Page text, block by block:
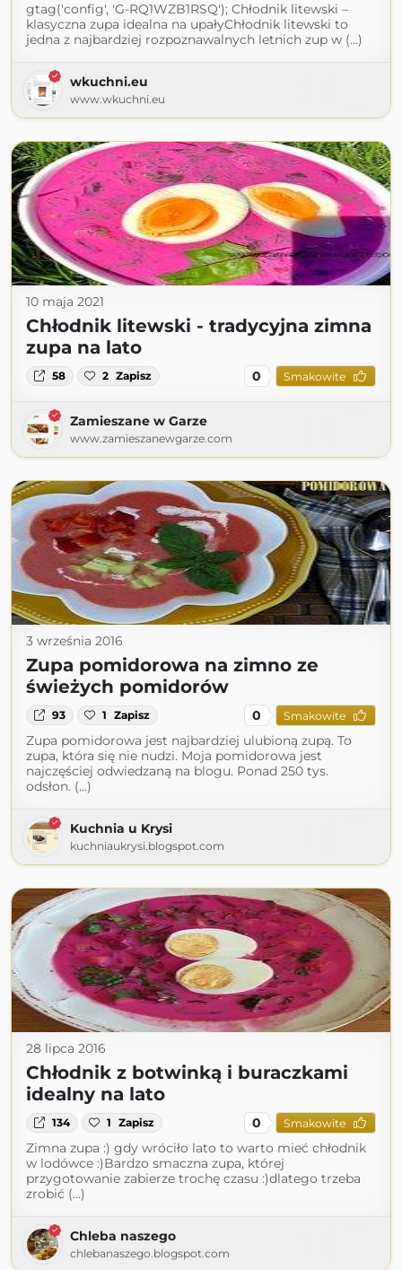
gtag('config', 'G-RQ1WZB1RSQ'); Chłodnik litewski –
klasyczna zupa idealna na upałyChłodnik litewski to
jedna z najbardziej rozpoznawalnych letnich zup w (...)
wkuchni.eu
www.wkuchni.eu
10 maja 2021
Chłodnik litewski - tradycyjna zimna
zupa na lato
58 2 Zapisz 0 Smakowite
Zamieszane w Garze
www.zamieszanewgarze.com
3 września 2016
Zupa pomidorowa na zimno ze
świeżych pomidorów
93 1 Zapisz 0 Smakowite
Zupa pomidorowa jest najbardziej ulubioną zupą. To
zupa, która się nie nudzi. Moja pomidorowa jest
najczęściej odwiedzaną na blogu. Ponad 250 tys.
odsłon. (...)
Kuchnia u Krysi
kuchniaukrysi.blogspot.com
28 lipca 2016
Chłodnik z botwinką i buraczkami
idealny na lato
134 1 Zapisz 0 Smakowite
Zimna zupa :) gdy wróciło lato to warto mieć chłodnik
w lodówce :)Bardzo smaczna zupa, której
przygotowanie zabierze trochę czasu :)dlatego trzeba
zrobić (...)
Chleba naszego
chlebanaszego.blogspot.com